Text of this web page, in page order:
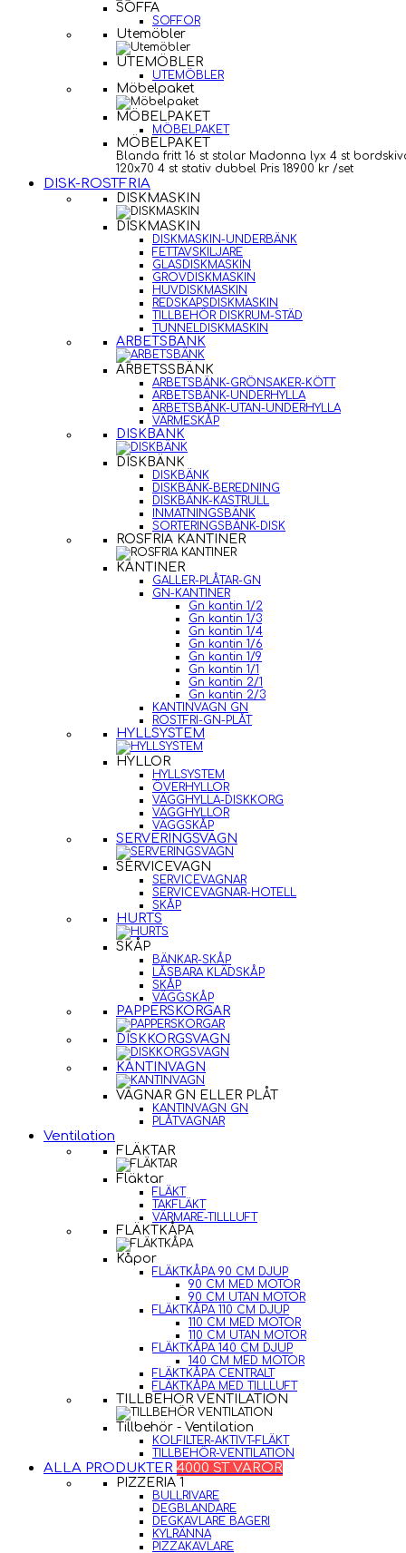
SOFFA
SOFFOR
Utemöbler
UTEMÖBLER
UTEMÖBLER
Möbelpaket
MÖBELPAKET
MÖBELPAKET
MÖBELPAKET
Blanda fritt 16 st stolar Madonna lyx 4 st
120x70 4 st stativ dubbel Pris 18900 kr /set
DISK-ROSTFRIA
DISKMASKIN
DISKMASKIN
DISKMASKIN-UNDERBÄNK
FETTAVSKILJARE
GLASDISKMASKIN
GROVDISKMASKIN
HUVDISKMASKIN
REDSKAPSDISKMASKIN
TILLBEHÖR DISKRUM-STÄD
TUNNELDISKMASKIN
ARBETSBÄNK
ARBETSSBÄNK
ARBETSBÄNK-GRÖNSAKER-KÖTT
ARBETSBÄNK-UNDERHYLLA
ARBETSBÄNK-UTAN-UNDERHYLLA
VÄRMESKÅP
DISKBÄNK
DISKBÄNK
DISKBÄNK
DISKBÄNK-BEREDNING
DISKBÄNK-KASTRULL
INMATNINGSBÄNK
SORTERINGSBÄNK-DISK
ROSFRIA KANTINER
KANTINER
GALLER-PLÅTAR-GN
GN-KANTINER
Gn kantin 1/2
Gn kantin 1/3
Gn kantin 1/4
Gn kantin 1/6
Gn kantin 1/9
Gn kantin 1/1
Gn kantin 2/1
Gn kantin 2/3
KANTINVAGN GN
ROSTFRI-GN-PLÅT
HYLLSYSTEM
HYLLOR
HYLLSYSTEM
ÖVERHYLLOR
VÄGGHYLLA-DISKKORG
VÄGGHYLLOR
VÄGGSKÅP
SERVERINGSVAGN
SERVICEVAGN
SERVICEVAGNAR
SERVICEVAGNAR-HOTELL
SKÅP
HURTS
SKÅP
BÄNKAR-SKÅP
LÅSBARA KLÄDSKÅP
SKÅP
VÄGGSKÅP
PAPPERSKORGAR
DISKKORGSVAGN
KANTINVAGN
VAGNAR GN ELLER PLÅT
KANTINVAGN GN
PLÅTVAGNAR
Ventilation
FLÄKTAR
Fläktar
FLÄKT
TAKFLÄKT
VÄRMARE-TILLLUFT
FLÄKTKÅPA
Kåpor
FLÄKTKÅPA 90 CM DJUP
90 CM MED MOTOR
90 CM UTAN MOTOR
FLÄKTKÅPA 110 CM DJUP
110 CM MED MOTOR
110 CM UTAN MOTOR
FLÄKTKÅPA 140 CM DJUP
140 CM MED MOTOR
FLÄKTKÅPA CENTRALT
FLÄKTKÅPA MED TILLLUFT
TILLBEHÖR VENTILATION
Tillbehör - Ventilation
KOLFILTER-AKTIVT-FLÄKT
TILLBEHÖR-VENTILATION
ALLA PRODUKTER 4000 ST VAROR
PIZZERIA 1
BULLRIVARE
DEGBLANDARE
DEGKAVLARE BAGERI
KYLRÄNNA
PIZZAKAVLARE